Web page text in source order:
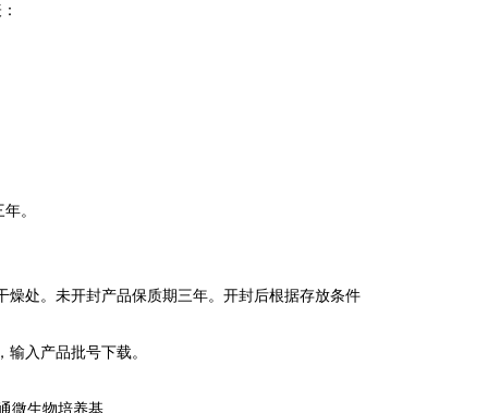
。
处。未开封产品保质期三年。开封后根据存放条件
入产品批号下载。
微生物培养基